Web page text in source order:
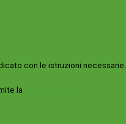
con le istruzioni necessarie.
la